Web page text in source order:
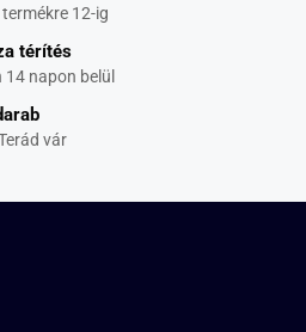
12-ig
térítés
napon belül
vár